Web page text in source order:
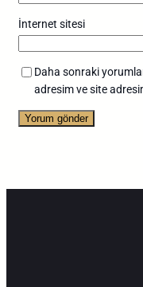
İnternet sitesi
Daha sonraki
adresim ve site